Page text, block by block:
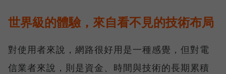
世界級的體驗，來自看不見的技術布局
對使用者來說，網路很好用是一種感覺，但對電
信業者來說，則是資金、時間與技術的長期累積